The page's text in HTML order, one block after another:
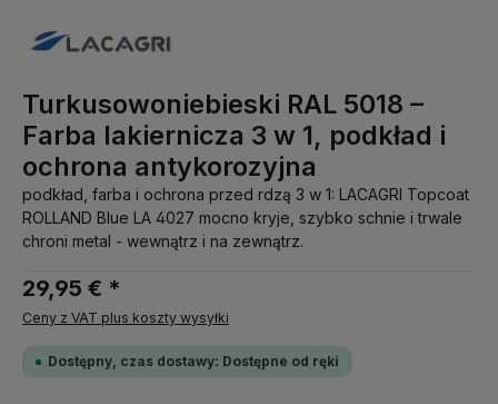
Turkusowoniebieski RAL 5018 –
Farba lakiernicza 3 w 1, podkład i
ochrona antykorozyjna
podkład, farba i ochrona przed rdzą 3 w 1: LACAGRI Topcoat
ROLLAND Blue LA 4027 mocno kryje, szybko schnie i trwale
chroni metal - wewnątrz i na zewnątrz.
29,95 € *
Ceny z VAT plus koszty wysyłki
Dostępny, czas dostawy: Dostępne od ręki